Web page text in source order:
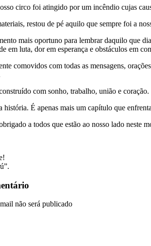
circo foi atingido por um incêndio cujas
restou de pé aquilo que sempre foi a
mais oportuno para lembrar daquilo que
em luta, dor em esperança e obstáculos em
comovidos com todas as mensagens,
com sonho, trabalho, união e coração.
história. É apenas mais um capítulo que
a todos que estão ao nosso lado neste
não será publicado